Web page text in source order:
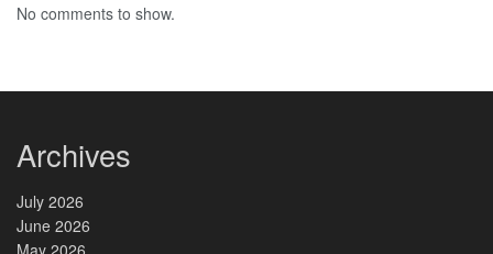
No comments to show.
Archives
July 2026
June 2026